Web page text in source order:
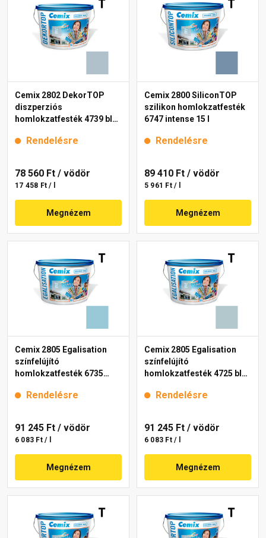
Cemix 2802 DekorTOP
diszperziós
homlokzatfesték 4739 blue
Rendelésre
78 560 Ft / vödör
17 458 Ft / l
Megnézem
Cemix 2800 SiliconTOP
szilikon homlokzatfesték
6747 intense 15 l
Rendelésre
89 410 Ft / vödör
5 961 Ft / l
Megnézem
Cemix 2805 Egalisation
színfelújító
homlokzatfesték 6735
Rendelésre
91 245 Ft / vödör
6 083 Ft / l
Megnézem
Cemix 2805 Egalisation
színfelújító
homlokzatfesték 4725 blue
Rendelésre
91 245 Ft / vödör
6 083 Ft / l
Megnézem